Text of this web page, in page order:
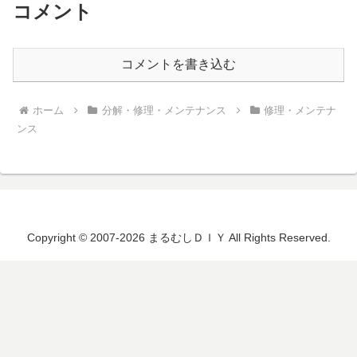
コメント
コメントを書き込む
ホーム 分解・修理・メンテナンス
修理・メンテナ
ンス
Copyright © 2007-2026 まるむしＤＩＹ All Rights Reserved.